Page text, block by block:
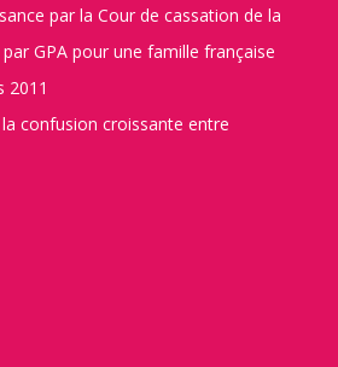
par la Cour de cassation de la
GPA pour une famille française
2011
confusion croissante entre